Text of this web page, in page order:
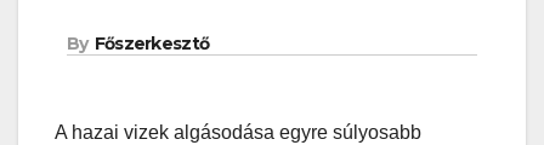
By Főszerkesztő
A hazai vizek algásodása egyre súlyosabb